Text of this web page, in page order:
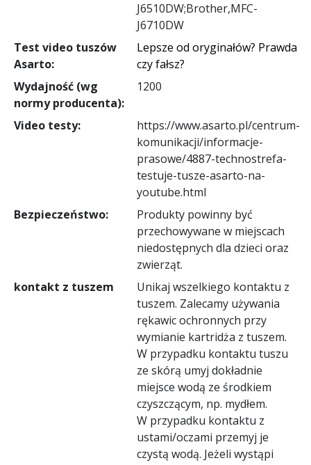
J6510DW;Brother,MFC-
J6710DW
Test video tuszów
Asarto:
Lepsze od oryginałów? Prawda
czy fałsz?
Wydajność (wg
normy producenta):
1200
Video testy:
https://www.asarto.pl/centrum-
komunikacji/informacje-
prasowe/4887-technostrefa-
testuje-tusze-asarto-na-
youtube.html
Bezpieczeństwo:
Produkty powinny być
przechowywane w miejscach
niedostępnych dla dzieci oraz
zwierząt.
kontakt z tuszem
Unikaj wszelkiego kontaktu z
tuszem. Zalecamy używania
rękawic ochronnych przy
wymianie kartridża z tuszem.
W przypadku kontaktu tuszu
ze skórą umyj dokładnie
miejsce wodą ze środkiem
czyszczącym, np. mydłem.
W przypadku kontaktu z
ustami/oczami przemyj je
czystą wodą. Jeżeli wystąpi